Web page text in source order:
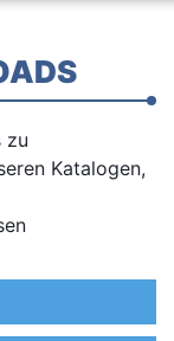
zu
Katalogen,